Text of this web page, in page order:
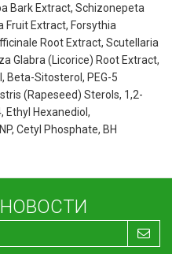
Bark Extract, Schizonepeta
Fruit Extract, Forsythia
Root Extract, Scutellaria
Glabra (Licorice) Root Extract,
Beta-Sitosterol, PEG-5
(Rapeseed) Sterols, 1,2-
Ethyl Hexanediol,
Cetyl Phosphate, BH